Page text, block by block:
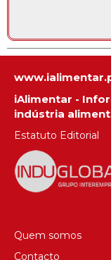
iAlimentar -
indústria
Estatuto Editorial
Quem somos
Contacto